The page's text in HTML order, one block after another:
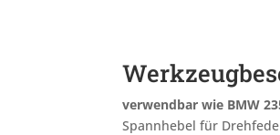
verwendbar wie BMW
Spannhebel für